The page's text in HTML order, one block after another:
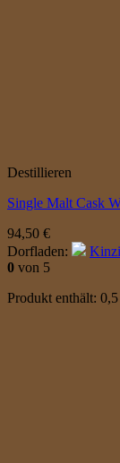
Destillieren
Single Malt Cask
94,50 €
Dorfladen:
0 von 5
Produkt enthält: 0,5